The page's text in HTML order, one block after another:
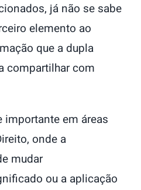
já não se sabe
elemento ao
que a dupla
compartilhar com
em áreas
onde a
mudar
ou a aplicação